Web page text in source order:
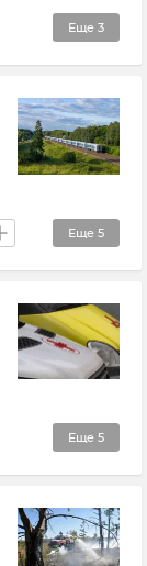
Еще 3
Еще 5
Еще 5